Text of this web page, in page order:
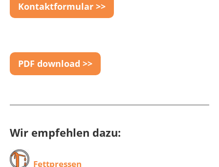
Kontaktformular >>
PDF download >>
Wir empfehlen dazu:
Fettpressen